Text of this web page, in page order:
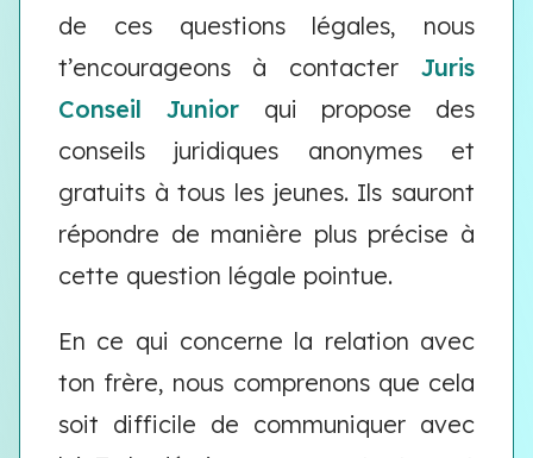
de ces questions légales, nous
t’encourageons à contacter Juris
Conseil Junior qui propose des
conseils juridiques anonymes et
gratuits à tous les jeunes. Ils sauront
répondre de manière plus précise à
cette question légale pointue.
En ce qui concerne la relation avec
ton frère, nous comprenons que cela
soit difficile de communiquer avec